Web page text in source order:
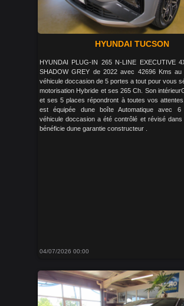
HYUNDAI TUCSON
HYUNDAI PLUG-IN 265 N-LINE EXECUTIVE
SHADOW GREY de 2022 avec 42696 Kms au
véhicule doccasion de 5 portes a tout pour vous
motorisation Hybride et ses 265 Ch. Son
et ses 5 places répondront à toutes vos
est équipée dune boîte Automatique avec 6
véhicule doccasion a été contrôlé et révisé dans
bénéficie dune garantie constructeur .
04/07/2026 00:00